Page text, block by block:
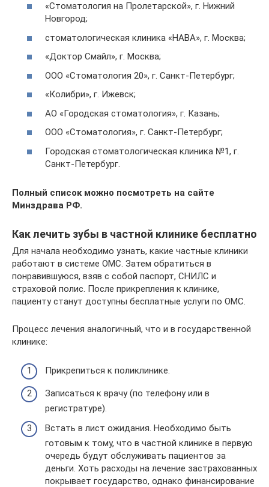
«Стоматология на Пролетарской», г. Нижний
Новгород;
стоматологическая клиника «НАВА», г. Москва;
«Доктор Смайл», г. Москва;
ООО «Стоматология 20», г. Санкт-Петербург;
«Колибри», г. Ижевск;
АО «Городская стоматология», г. Казань;
ООО «Стоматология», г. Санкт-Петербург;
Городская стоматологическая клиника №1, г.
Санкт-Петербург.
Полный список можно посмотреть на сайте
Минздрава РФ.
Как лечить зубы в частной клинике бесплатно
Для начала необходимо узнать, какие частные клиники
работают в системе ОМС. Затем обратиться в
понравившуюся, взяв с собой паспорт, СНИЛС и
страховой полис. После прикрепления к клинике,
пациенту станут доступны бесплатные услуги по ОМС.
Процесс лечения аналогичный, что и в государственной
клинике:
Прикрепиться к поликлинике.
Записаться к врачу (по телефону или в
регистратуре).
Встать в лист ожидания. Необходимо быть
готовым к тому, что в частной клинике в первую
очередь будут обслуживать пациентов за
деньги. Хоть расходы на лечение застрахованных
покрывает государство, однако финансирование